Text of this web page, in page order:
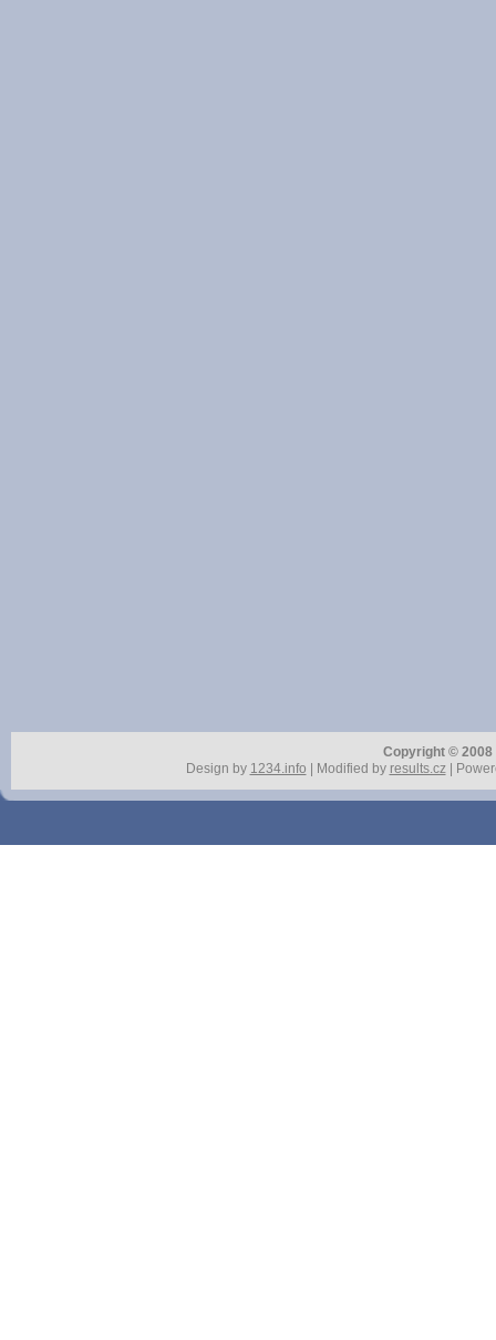
Copyright ©
Design by 1234.info | Modified by results.cz|